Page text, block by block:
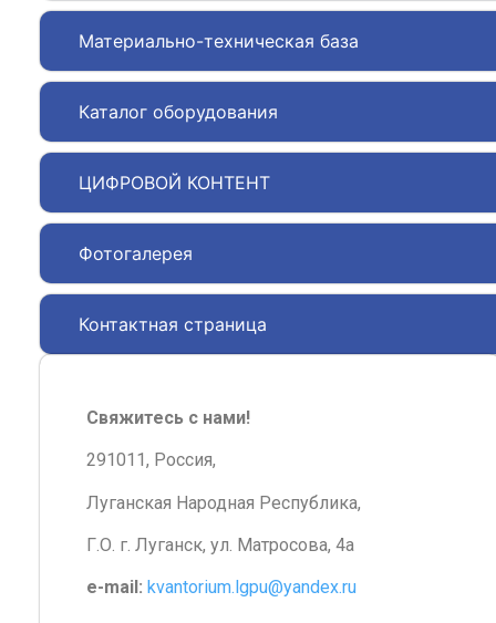
Материально-техническая база
Каталог оборудования
ЦИФРОВОЙ КОНТЕНТ
Фотогалерея
Контактная страница
Свяжитесь с нами!
291011, Россия,
Луганская Народная Республика,
Г.О. г. Луганск, ул. Матросова, 4а
e-mail: kvantorium.lgpu@yandex.ru